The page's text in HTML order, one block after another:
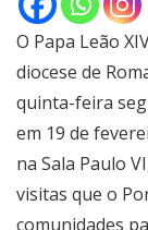
O Papa Leão
diocese de
quinta-feira
em 19 de
na Sala Paulo
visitas que o
comunidades